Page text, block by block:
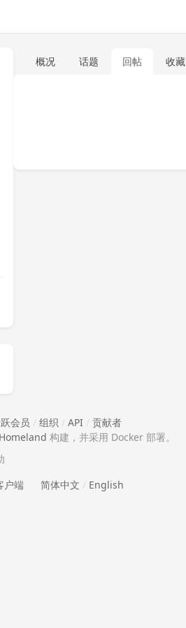
概况 话题 回帖 收藏
会员 / 组织 / API / 贡献者
Homeland 构建，并采用 Docker 部署。
户端 简体中文 / English